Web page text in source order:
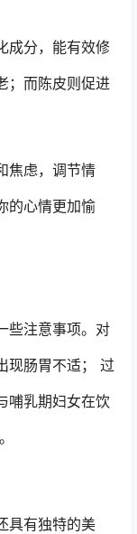
成分，能有效修
；而陈皮则促进
焦虑，调节情
的心情更加愉
些注意事项。对
现肠胃不适； 过
哺乳期妇女在饮
具有独特的美